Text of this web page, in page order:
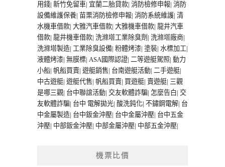
用錢| 新竹免留車| 宜蘭二胎貸款| 消防檢修申報| 消防
設備維護保養| 苗栗消防檢修申報| 消防系統維護| 清
水機車借款| 大雅汽車借款| 大雅機車借款| 龍井汽車
借款| 龍井機車借款| 洗滌塔工業除臭劑 | 洗滌塔廠商|
洗滌塔製造| 工業除臭設備| 粉體烤漆| 塗裝| 水標加工|
液體烤漆| 無膜標| ASA國際認證| 二等遊艇駕照| 動力
小船| 帆船買賣| 遊艇銷售| 台南遊艇活動| 二手遊艇|
中古遊艇| 遊艇代售| 帆船買賣| 買遊艇| 賣遊艇| 三觀
是哪三觀| 台中聯誼活動| 交友軟體詐騙| 怎麼告白| 交
友軟體詐騙| 台中 電解拋光| 酸洗鈍化| 不鏽鋼電解| 台
中金屬製造| 台中鈑金沖壓| 台中金屬沖壓| 台中五金
沖壓| 中部鈑金沖壓| 中部金屬沖壓| 中部五金沖壓|
機票比價